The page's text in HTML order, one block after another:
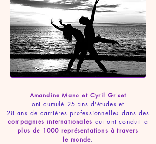
Amandine Mano et Cyril Griset
ont cumulé 25 ans d'études et
28 ans de carrières professionnelles dans des
compagnies internationales qui ont conduit à
plus de 1000 représentations à travers
le monde.